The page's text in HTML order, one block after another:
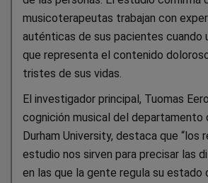
musicoterapeutas trabajan con
auténticas de sus pacientes cuando
que representa el contenido
tristes de sus vidas.
El investigador principal, Tuomas
cognición musical del departamento
Durham University, destaca que “los
estudio nos sirven para precisar las
en las que la gente regula su estado